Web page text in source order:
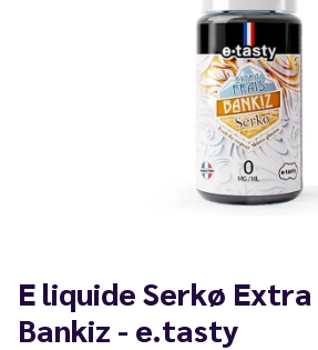
E liquide Serkø
Bankiz - e.tasty